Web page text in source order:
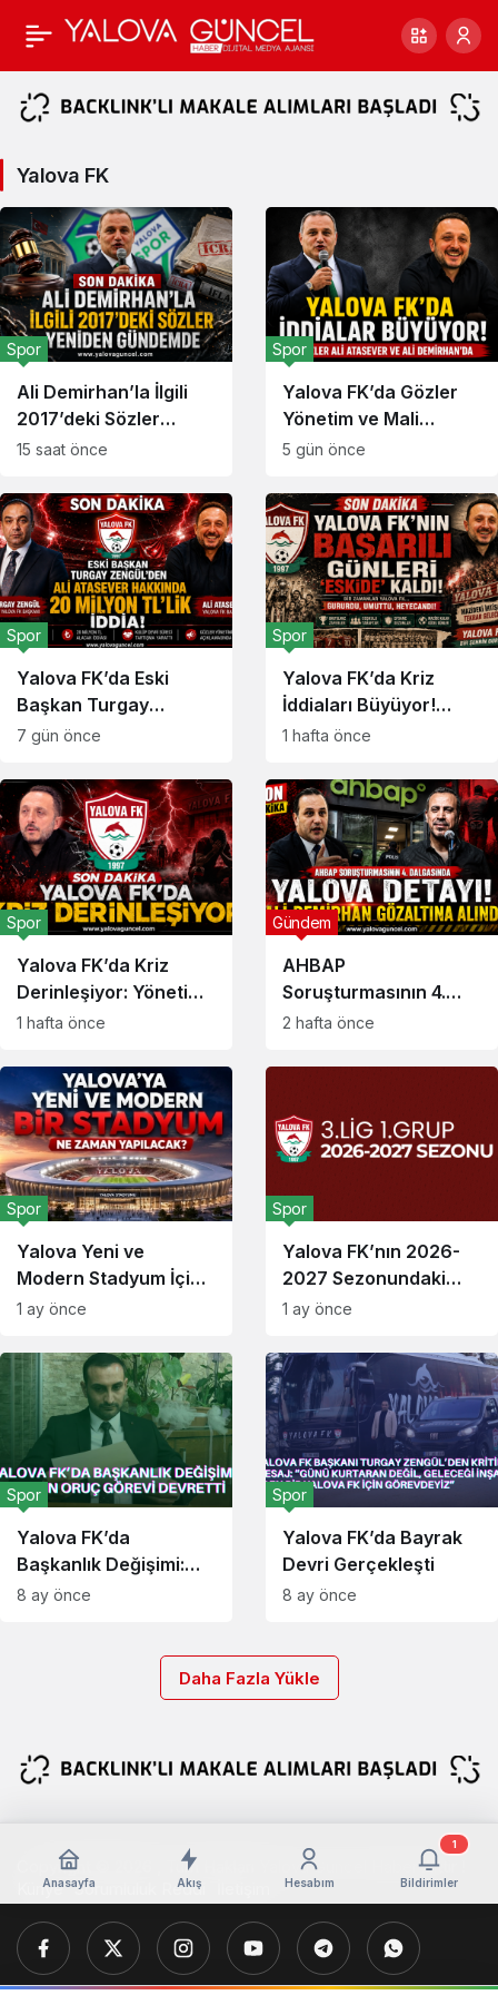
Yalova
FK
Haberleri
Yalova FK
Ali Demirhan’la İlgili
2017’deki Sözler
Yeniden Gündemde
Spor
15 saat önce
Yalova FK’da Gözler
Yönetim ve Mali
Süreçte
Spor
5 gün önce
Yalova FK’da Eski
Başkan Turgay
Zengül’den Ali
Milyon TL’lik İddia
Spor
7 gün önce
Yalova FK’da Kriz
İddiaları Büyüyor!
Maaş ve Esnaf
Spor
1 hafta önce
Yalova FK’da Kriz
Derinleşiyor: Yönetim
Değişiklikleri, Maaş
Tepkisi
Spor
1 hafta önce
AHBAP
Soruşturmasının 4.
Dalgasında Yalova
Gündem
2 hafta önce
Yalova Yeni ve
Modern Stadyum İçin
Daha Ne Bekleniyor?
Spor
1 ay önce
Yalova FK’nın 2026-
2027 Sezonundaki
Rakipleri Netleşti!
Spor
1 ay önce
Yalova FK’da
Başkanlık Değişimi:
Yalçın Oruç Görevi
Spor
8 ay önce
Yalova FK’da Bayrak
Devri Gerçekleşti
Spor
8 ay önce
Daha Fazla Yükle
Anasayfa Akış Hesabım Bildirimler
1
Copyright © 2026 , Tüm Hakları Yalova Güncel Haber Aittir !
Künye Sorumluluk Reddi